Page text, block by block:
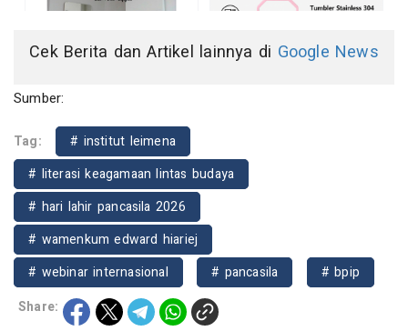
Cek Berita dan Artikel lainnya di Google News
Sumber:
Tag:
# institut leimena
# literasi keagamaan lintas budaya
# hari lahir pancasila 2026
# wamenkum edward hiariej
# webinar internasional
# pancasila
# bpip
Share: